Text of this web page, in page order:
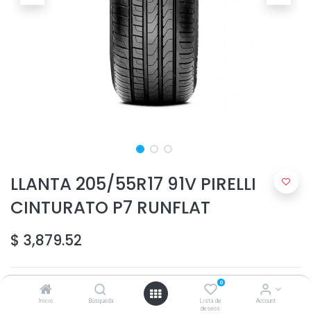
Inicio Búsqueda
0
Lista de
deseos
Account
LLANTA 205/55R17 91V PIRELLI
CINTURATO P7 RUNFLAT
$ 3,879.52